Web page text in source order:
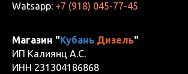
Watsapp: +7 (918) 045-77-45
Магазин "Кубань Дизель"
ИП Калиянц А.С.
ИНН 231304186868